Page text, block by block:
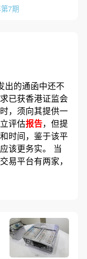
7期
出的通函中还不
已获香港证监会
，须向其提供一
评估报告，但提
时间，鉴于该平
该更务实。 当
易平台有两家，